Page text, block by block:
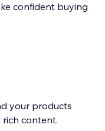
confident buying
your products
rich content.